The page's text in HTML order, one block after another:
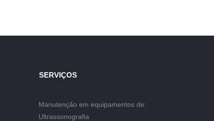
SERVIÇOS
Manutenção em equipamentos de:
Ultrassonografia